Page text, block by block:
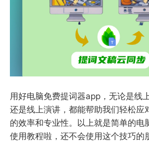
用好电脑免费提词器app，无论是线
还是线上演讲，都能帮助我们轻松应
的效率和专业性。以上就是简单的电
使用教程啦，还不会使用这个技巧的